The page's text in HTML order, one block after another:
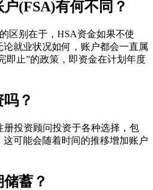
(FSA)有何不同？
区别在于，HSA资金如果不使
就业状况如何，账户都会一直属
即止”的政策，即资金在计划年度
？
册投资顾问投资于各种选择，包
可能会随着时间的推移增加账户
蓄？